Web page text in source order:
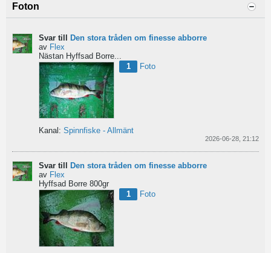
Foton
Svar till Den stora tråden om finesse abborre
av Flex
Nästan Hyffsad Borre...
1
Foto
Kanal: Spinnfiske - Allmänt
2026-06-28, 21:12
Svar till
Den stora tråden om finesse abborre
av Flex
Hyffsad Borre 800gr
1
Foto